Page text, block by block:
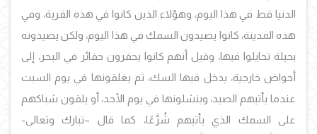
الدنيا قط في هذا اليوم، وهؤلاء الذين كانوا في هذه القرية، وفي
هذه المدينة، كانوا يصيدون السمك في هذا اليوم، ولكن يصيدونه
بحيلة تحايلوا فيها، وقيل أنهم كانوا يحفرون حفائر في البحر، إلى
أحواض خارجية، يدخل فيها السك، ثم يغلقونها في يوم السبت
عندما يأتيهم الصيد، وينشلونها في يوم الأحد، أو يلقون شباكهم
على السمك الذي يأتيهم شُرَّعًا، كما قال –تبارك وتعالى-